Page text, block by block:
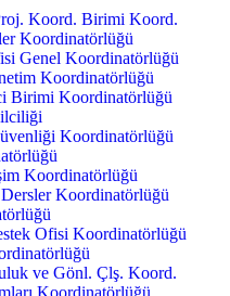
Koord. Birimi Koord.
Koordinatörlüğü
Genel Koordinatörlüğü
Koordinatörlüğü
Birimi Koordinatörlüğü
Koordinatörlüğü
Koordinatörlüğü
Koordinatörlüğü
Ofisi Koordinatörlüğü
ve Gönl. Çlş. Koord.